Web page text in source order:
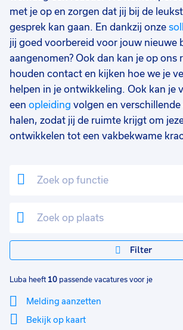
met je op en zorgen dat jij bij de
gesprek kan gaan. En dankzij onze
jij goed voorbereid voor jouw nieuwe
aangenomen? Ook dan kan je op ons
houden contact en kijken hoe we je
helpen in je ontwikkeling. Ook kan je
een opleiding volgen en verschillende
halen, zodat jij de ruimte krijgt om
ontwikkelen tot een vakbekwame
Filter
25 - 32 uur 5
33 - 36 uur 1
17 - 24 uur 1
9 - 16 uur
0 - 8 uur 1
Luba heeft 10 passende vacatures voor je
Melding aanzetten
Bekijk op kaart